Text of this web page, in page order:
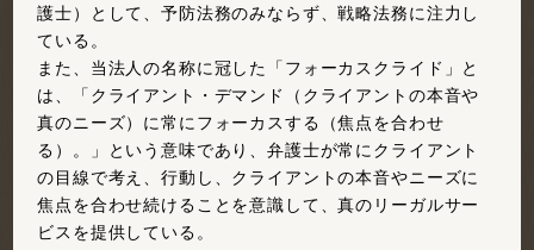
護士）として、予防法務のみならず、戦略法務に注力し
ている。
また、当法人の名称に冠した「フォーカスクライド」と
は、「クライアント・デマンド（クライアントの本音や
真のニーズ）に常にフォーカスする（焦点を合わせ
る）。」という意味であり、弁護士が常にクライアント
の目線で考え、行動し、クライアントの本音やニーズに
焦点を合わせ続けることを意識して、真のリーガルサー
ビスを提供している。